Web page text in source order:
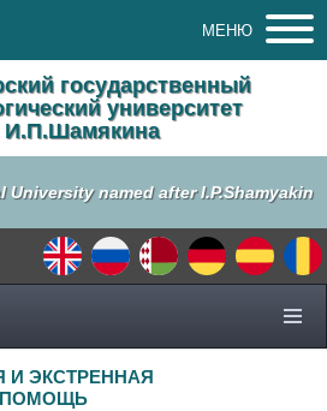
МЕНЮ
государственный
университет
И.П.Шамякина
University named after I.P.Shamyakin
ЭКСТРЕННАЯ
ПОМОЩЬ